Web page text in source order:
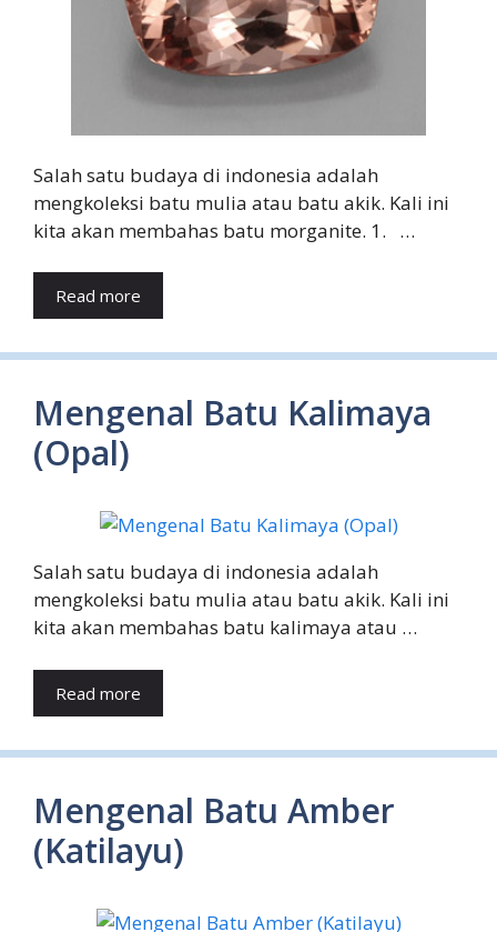
Salah satu budaya di indonesia adalah
mengkoleksi batu mulia atau batu akik. Kali ini
kita akan membahas batu morganite. 1. …
Read more
Mengenal Batu Kalimaya
(Opal)
Salah satu budaya di indonesia adalah
mengkoleksi batu mulia atau batu akik. Kali ini
kita akan membahas batu kalimaya atau …
Read more
Mengenal Batu Amber
(Katilayu)